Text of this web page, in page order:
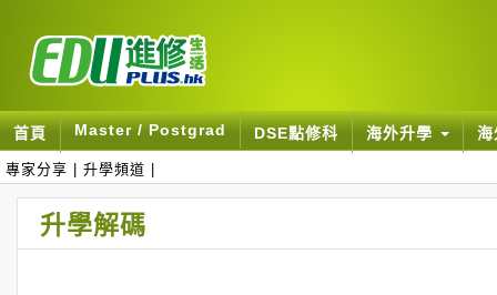
首頁 Master / Postgrad DSE點修科 海外升學
專家分享 升學頻道
升學解碼